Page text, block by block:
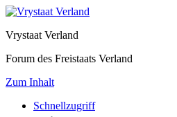
Vrystaat Verland
Forum des Freistaats Verland
Zum Inhalt
Schnellzugriff